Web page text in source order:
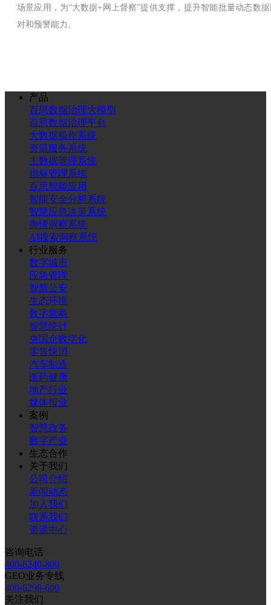
场景应用，为“大数据+网上督察”提供支撑，提升智能批量动态数
对和预警能力。
产品
百思数据治理大模型
百思数据治理平台
大数据操作系统
资源服务系统
主数据管理系统
指标管理系统
百思智能应用
智能安全分析系统
智慧应急决策系统
舆情洞察系统
AI搜索洞察系统
行业服务
数字城市
应急管理
智慧公安
生态环境
数字营商
智慧统计
央国企数字化
零售快消
汽车制造
医药健康
地产行业
媒体报业
案例
智慧政务
数字产业
生态合作
关于我们
公司介绍
新闻动态
加入我们
联系我们
资源中心
咨询电话
400-6240-800
GEO业务专线
400-6298-600
关注我们